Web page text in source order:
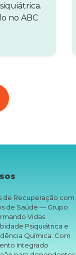
no ABC
de Recuperação
de Saúde — Grupo
Vidas
Psiquiátrica e
Química: Com
Integrado